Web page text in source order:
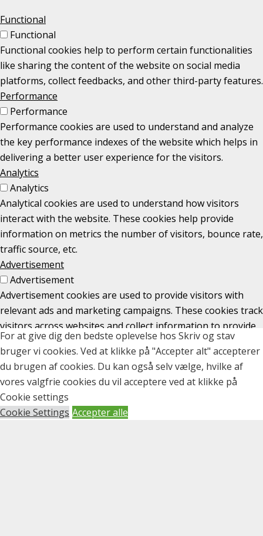
For at give dig den bedste oplevelse hos Skriv og stav
bruger vi cookies. Ved at klikke på "Accepter alt" accepterer
du brugen af cookies. Du kan også selv vælge, hvilke af
vores valgfrie cookies du vil acceptere ved at klikke på
Cookie settings
Cookie Settings Accepter alle
Functional
Functional
Functional cookies help to perform certain functionalities
like sharing the content of the website on social media
platforms, collect feedbacks, and other third-party features.
Performance
Performance
Performance cookies are used to understand and analyze
the key performance indexes of the website which helps in
delivering a better user experience for the visitors.
Analytics
Analytics
Analytical cookies are used to understand how visitors
interact with the website. These cookies help provide
information on metrics the number of visitors, bounce rate,
traffic source, etc.
Advertisement
Advertisement
Advertisement cookies are used to provide visitors with
relevant ads and marketing campaigns. These cookies track
visitors across websites and collect information to provide
customized ads.
Others
Others
Other uncategorized cookies are those that are being
analyzed and have not been classified into a category as
yet.